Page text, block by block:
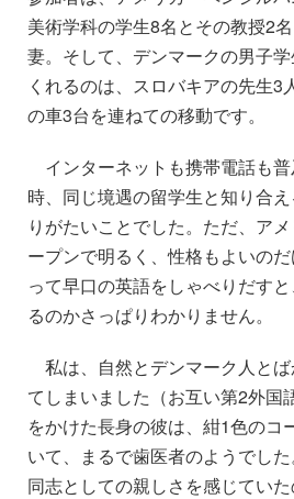
美術学科の学生8名とその教授2
妻。そして、デンマークの男子
くれるのは、スロバキアの先生3
の車3台を連ねての移動です。
インターネットも携帯電話も
時、同じ境遇の留学生と知り合
りがたいことでした。ただ、ア
ープンで明るく、性格もよいの
って早口の英語をしゃべりだす
るのかさっぱりわかりません。
私は、自然とデンマーク人と
てしまいました（お互い第2外国
をかけた長身の彼は、紺1色のコ
いて、まるで歯医者のようでし
同志としての親しさを感じてい